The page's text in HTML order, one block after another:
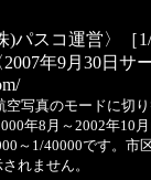
)パスコ運営〉［
年9月30日サ
空写真のモードに切
年8月～2002年10
～1/40000です。市
れません。